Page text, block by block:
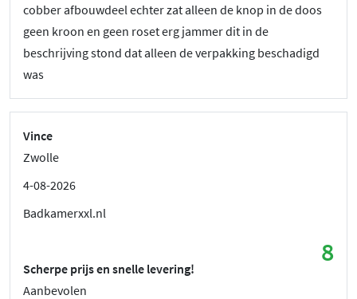
cobber afbouwdeel echter zat alleen de knop in de doos
geen kroon en geen roset erg jammer dit in de
beschrijving stond dat alleen de verpakking beschadigd
was
Vince
Zwolle
4-08-2026
Badkamerxxl.nl
8
Scherpe prijs en snelle levering!
Aanbevolen